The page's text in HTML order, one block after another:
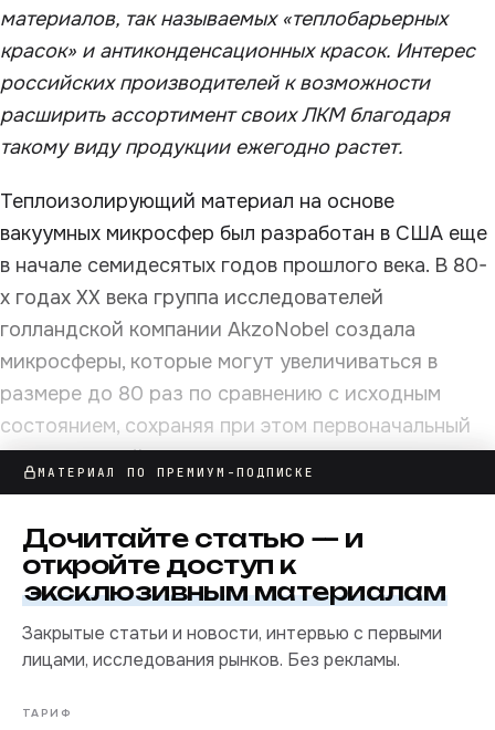
материалов, так называемых «теплобарьерных
красок» и антиконденсационных красок. Интерес
российских производителей к возможности
расширить ассортимент своих ЛКМ благодаря
такому виду продукции ежегодно растет.
Теплоизолирующий материал на основе
вакуумных микросфер был разработан в США еще
в начале семидесятых годов прошлого века. В 80-
х годах ХХ века группа исследователей
голландской компании AkzoNobel создала
микросферы, которые могут увеличиваться в
размере до 80 раз по сравнению с исходным
состоянием, сохраняя при этом первоначальный
вес. На российском же рынке они начали
использоваться относительно недавно.
Производство началось в 2000-х годах. Одна из
новейших областей применения — лакокрасочная
индустрия.
МАТЕРИАЛ ПО ПРЕМИУМ-ПОДПИСКЕ
Дочитайте статью — и
откройте доступ к
эксклюзивным материалам
Закрытые статьи и новости, интервью с первыми
лицами, исследования рынков. Без рекламы.
ТАРИФ